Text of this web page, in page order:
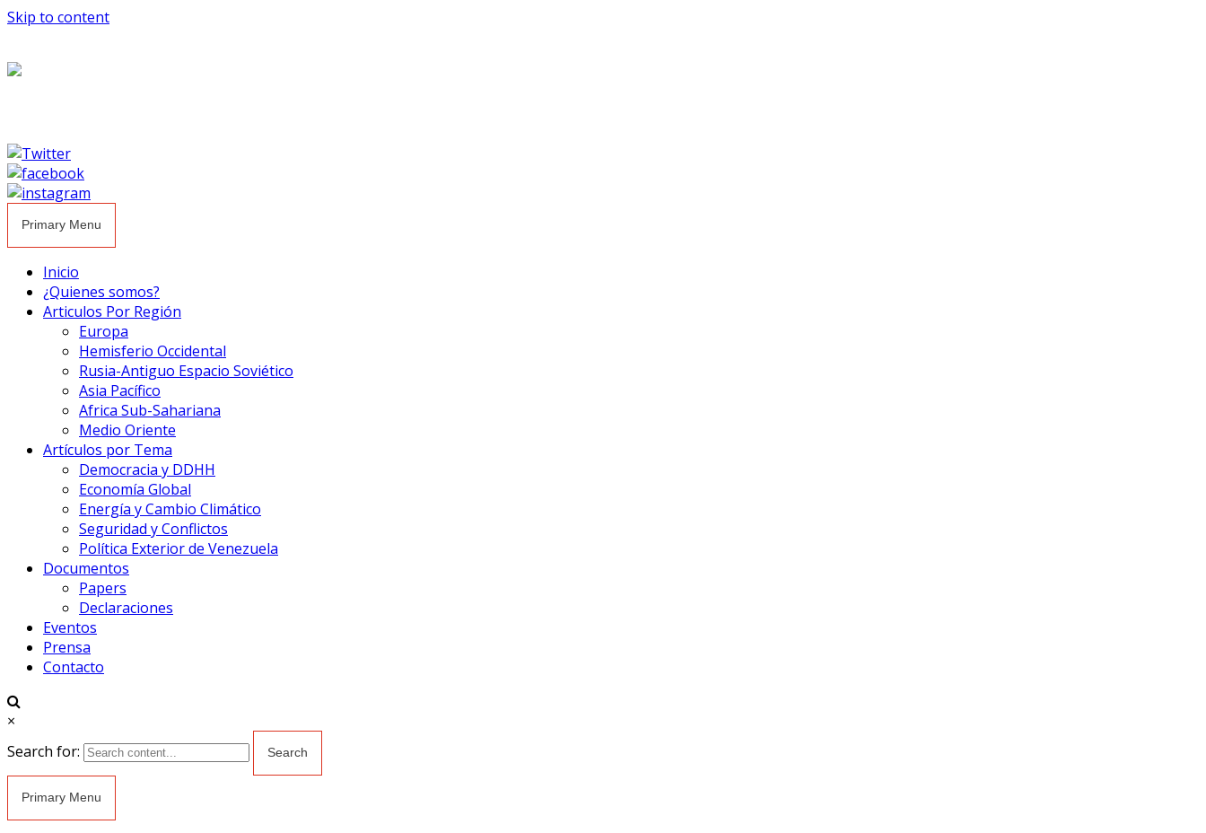
Skip to content
Primary Menu
Inicio
¿Quienes somos?
Articulos Por Región
Europa
Hemisferio Occidental
Rusia-Antiguo Espacio Soviético
Asia Pacífico
Africa Sub-Sahariana
Medio Oriente
Artículos por Tema
Democracia y DDHH
Economía Global
Energía y Cambio Climático
Seguridad y Conflictos
Política Exterior de Venezuela
Documentos
Papers
Declaraciones
Eventos
Prensa
Contacto
×
Search for:
Primary Menu